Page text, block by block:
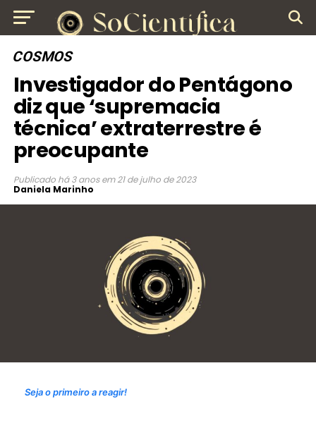
COSMOS
Investigador do Pentágono
diz que ‘supremacia
técnica’ extraterrestre é
preocupante
Publicado há 3 anos em 21 de julho de 2023
Daniela Marinho
Seja o primeiro a reagir!